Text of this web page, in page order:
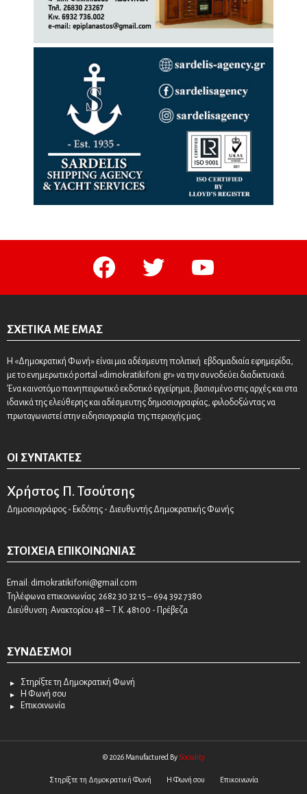
facebook twitter youtube
ΣΧΕΤΙΚΆ ΜΕ ΕΜΆΣ
Η «Δημοκρατική Φωνή» είναι μια αδέσμευτη πολιτική εβδομαδιαία εφημερίδα,
με το ενημερωτικό portal «dimokratikifoni.gr» να την συνοδεύει διαδικτυακά.
Ένα καινοτόμο πανηπειρωτικό εκδοτικό εγχείρημα, βασισμένο στις αρχές και στα
ιδανικά της ελεύθερης και αδέσμευτης δημοσιογραφίας, φιλοδοξώντας να
πρωταγωνιστεί στην ειδησιογραφία της περιοχής μας.
ΟΙ ΣΥΝΤΆΚΤΕΣ
Χρήστος Π. Τσούτσης
Δημοσιογράφος - Εκδότης - Διευθυντής Δημοκρατικής Φωνής
ΣΤΟΙΧΕΊΑ ΕΠΙΚΟΙΝΩΝΊΑΣ
Email: dimokratikifoni@gmail.com
Τηλέφωνα επικοινωνίας: 2682 30 32 15 – 694 392 7380
Διεύθυνση: Ανακτορίου 48 – Τ.Κ. 48100 - Πρέβεζα
ΣΎΝΔΕΣΜΟΙ
Στηρίξτε τη Δημοκρατική Φωνή
Η Φωνή σου
Επικοινωνία
© 2026 Manufactured By Sociality
Στηρίξτε τη Δημοκρατική Φωνή Η Φωνή σου Επικοινωνία